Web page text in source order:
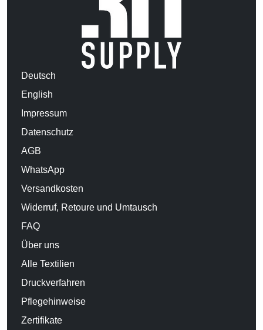
Deutsch
English
Impressum
Datenschutz
AGB
WhatsApp
Versandkosten
Widerruf, Retoure und Umtausch
FAQ
Über uns
Alle Textilien
Druckverfahren
Pflegehinweise
Zertifikate